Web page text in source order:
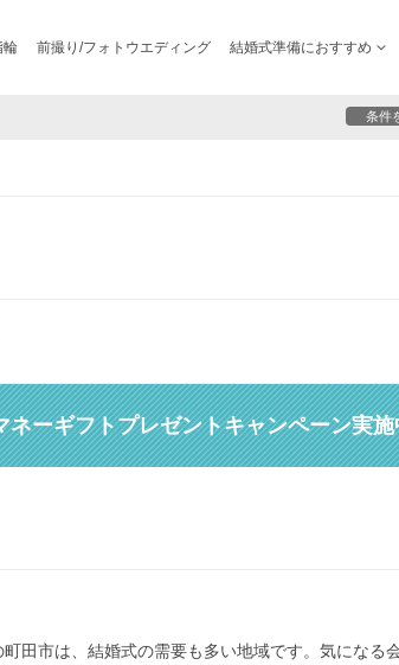
輪 前撮り/フォトウエディング 結婚式準備におすすめ
条件
ーギフトプレゼントキャンペーン実施
田市は、結婚式の需要も多い地域です。気になる